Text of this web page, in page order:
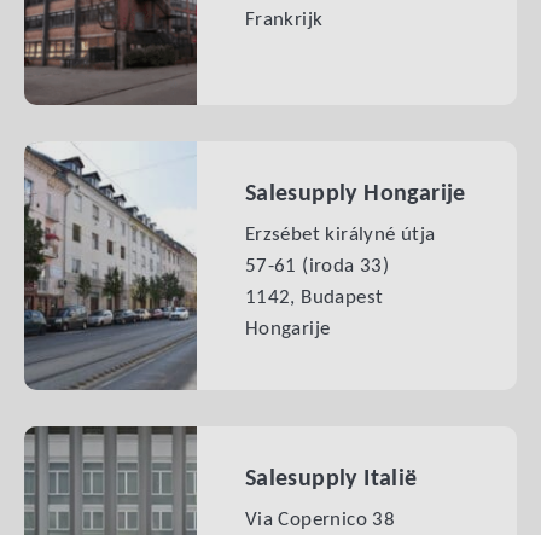
Frankrijk
Salesupply Hongarije
Erzsébet királyné útja
57-61 (iroda 33)
1142, Budapest
Hongarije
Salesupply Italië
Via Copernico 38